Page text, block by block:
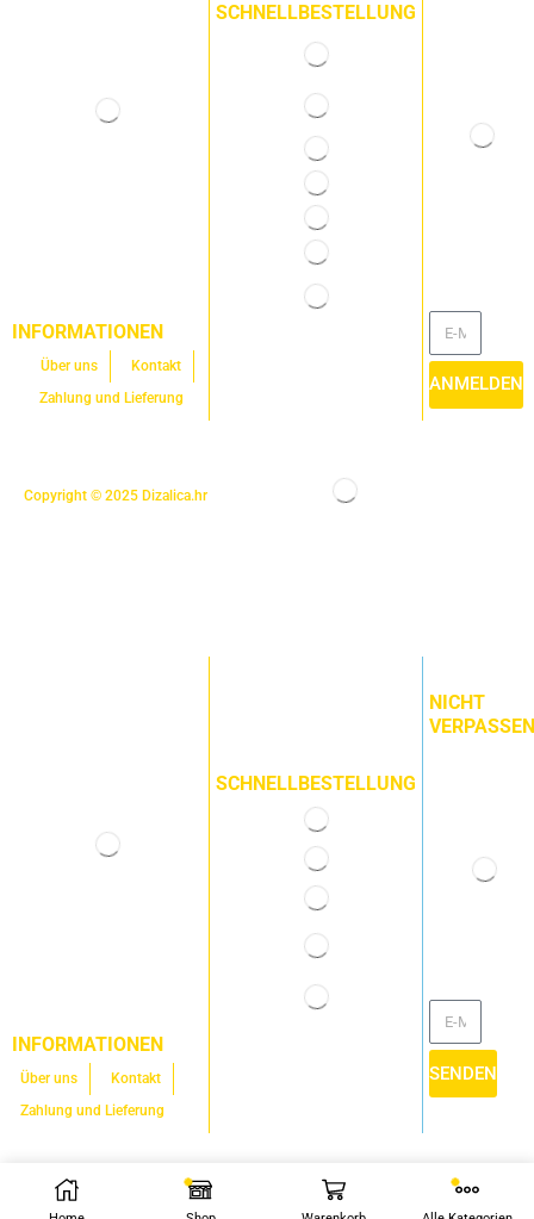
INFORMATIONEN
Über uns
Kontakt
Zahlung und Lieferung
SCHNELLBESTELLUNG
ANMELDEN
Copyright © 2025 Dizalica.hr
INFORMATIONEN
Über uns
Kontakt
Zahlung und Lieferung
SCHNELLBESTELLUNG
NICHT
SENDEN